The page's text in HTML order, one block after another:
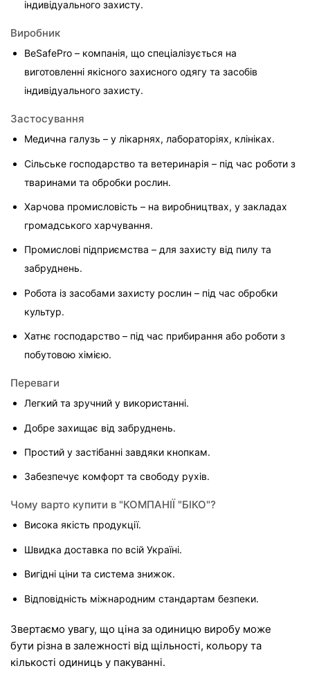
індивідуального захисту.
Виробник
BeSafePro – компанія, що спеціалізується на
виготовленні якісного захисного одягу та засобів
індивідуального захисту.
Застосування
Медична галузь – у лікарнях, лабораторіях, клініках.
Сільське господарство та ветеринарія – під час роботи з
тваринами та обробки рослин.
Харчова промисловість – на виробництвах, у закладах
громадського харчування.
Промислові підприємства – для захисту від пилу та
забруднень.
Робота із засобами захисту рослин – під час обробки
культур.
Хатнє господарство – під час прибирання або роботи з
побутовою хімією.
Переваги
Легкий та зручний у використанні.
Добре захищає від забруднень.
Простий у застібанні завдяки кнопкам.
Забезпечує комфорт та свободу рухів.
Чому варто купити в "КОМПАНІЇ "БІКО"?
Висока якість продукції.
Швидка доставка по всій Україні.
Вигідні ціни та система знижок.
Відповідність міжнародним стандартам безпеки.
Звертаємо увагу, що ціна за одиницю виробу може
бути різна в залежності від щільності, кольору та
кількості одиниць у пакуванні.